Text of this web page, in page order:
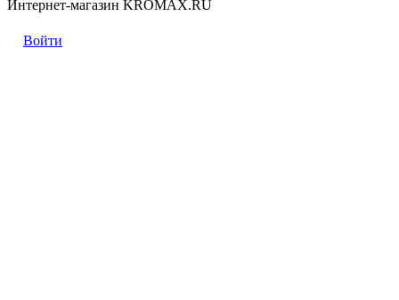
Интернет-магазин KROMAX.RU
Войти